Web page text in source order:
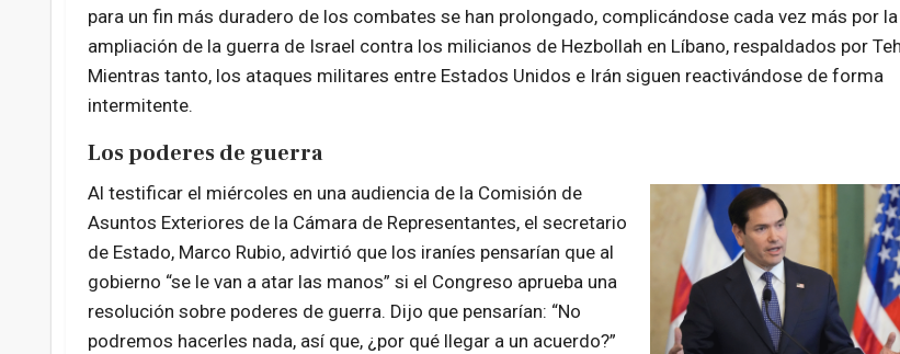
para un fin más duradero de los combates se han prolongado, complicándose cada vez más por la
ampliación de la guerra de Israel contra los milicianos de Hezbollah en Líbano, respaldados por
Mientras tanto, los ataques militares entre Estados Unidos e Irán siguen reactivándose de forma
intermitente.
Los poderes de guerra
Al testificar el miércoles en una audiencia de la Comisión de
Asuntos Exteriores de la Cámara de Representantes, el secretario
de Estado, Marco Rubio, advirtió que los iraníes pensarían que al
gobierno “se le van a atar las manos” si el Congreso aprueba una
resolución sobre poderes de guerra. Dijo que pensarían: “No
podremos hacerles nada, así que, ¿por qué llegar a un acuerdo?”